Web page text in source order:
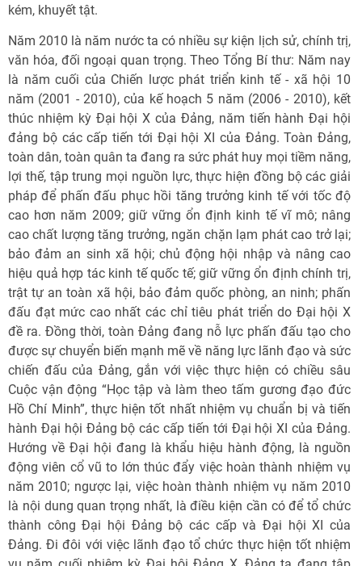
kém, khuyết tật.
Năm 2010 là năm nước ta có nhiều sự kiện lịch sử, chính trị,
văn hóa, đối ngoại quan trọng. Theo Tổng Bí thư: Năm nay
là năm cuối của Chiến lược phát triển kinh tế - xã hội 10
năm (2001 - 2010), của kế hoạch 5 năm (2006 - 2010), kết
thúc nhiệm kỳ Đại hội X của Đảng, năm tiến hành Đại hội
đảng bộ các cấp tiến tới Đại hội XI của Đảng. Toàn Đảng,
toàn dân, toàn quân ta đang ra sức phát huy mọi tiềm năng,
lợi thế, tập trung mọi nguồn lực, thực hiện đồng bộ các giải
pháp để phấn đấu phục hồi tăng trưởng kinh tế với tốc độ
cao hơn năm 2009; giữ vững ổn định kinh tế vĩ mô; nâng
cao chất lượng tăng trưởng, ngăn chặn lạm phát cao trở lại;
bảo đảm an sinh xã hội; chủ động hội nhập và nâng cao
hiệu quả hợp tác kinh tế quốc tế; giữ vững ổn định chính trị,
trật tự an toàn xã hội, bảo đảm quốc phòng, an ninh; phấn
đấu đạt mức cao nhất các chỉ tiêu phát triển do Đại hội X
đề ra. Đồng thời, toàn Đảng đang nỗ lực phấn đấu tạo cho
được sự chuyển biến mạnh mẽ về năng lực lãnh đạo và sức
chiến đấu của Đảng, gắn với việc thực hiện có chiều sâu
Cuộc vận động “Học tập và làm theo tấm gương đạo đức
Hồ Chí Minh”, thực hiện tốt nhất nhiệm vụ chuẩn bị và tiến
hành Đại hội Đảng bộ các cấp tiến tới Đại hội XI của Đảng.
Hướng về Đại hội đang là khẩu hiệu hành động, là nguồn
động viên cổ vũ to lớn thúc đẩy việc hoàn thành nhiệm vụ
năm 2010; ngược lại, việc hoàn thành nhiệm vụ năm 2010
là nội dung quan trọng nhất, là điều kiện cần có để tổ chức
thành công Đại hội Đảng bộ các cấp và Đại hội XI của
Đảng. Đi đôi với việc lãnh đạo tổ chức thực hiện tốt nhiệm